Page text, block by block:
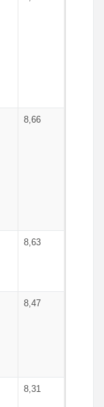
8,66
8,63
8,47
8,31